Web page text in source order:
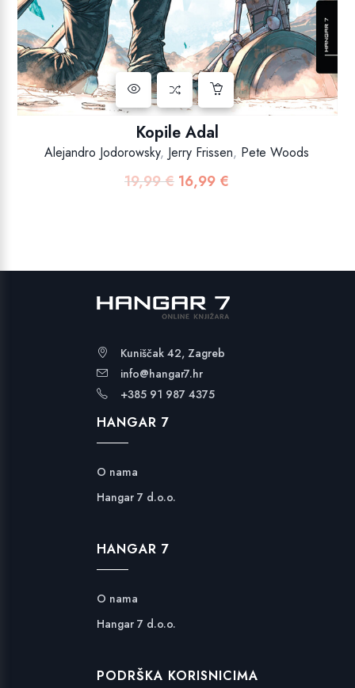
Kopile Adal
Alejandro Jodorowsky, Jerry Frissen, Pete Woods
19,99€ Izvorna
16,99 €
Kuniščak 42, Zagreb
info@hangar7.hr
+385 91 987 4375
HANGAR 7
O nama
Hangar 7 d.o.o.
HANGAR 7
O nama
Hangar 7 d.o.o.
PODRŠKA KORISNICIMA